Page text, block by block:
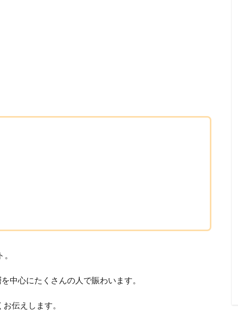
中心にたくさんの人で賑わいます。
伝えします。